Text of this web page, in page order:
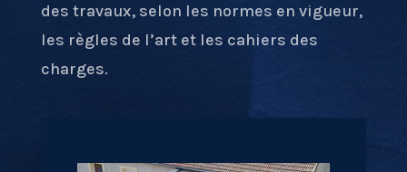
des travaux, selon les normes en vigueur,
les règles de l’art et les cahiers des
charges.